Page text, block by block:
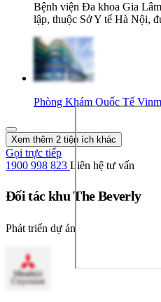
Bệnh viện Đa khoa Gia
lập, thuộc Sở Y tế Hà Nội,
Phòng Khám Quốc Tế
Xem thêm 2 tiện ích khác
Gọi trực tiếp
1900 998 823 Liên hệ tư vấn
Đối tác khu The Beverly
Phát triển dự án